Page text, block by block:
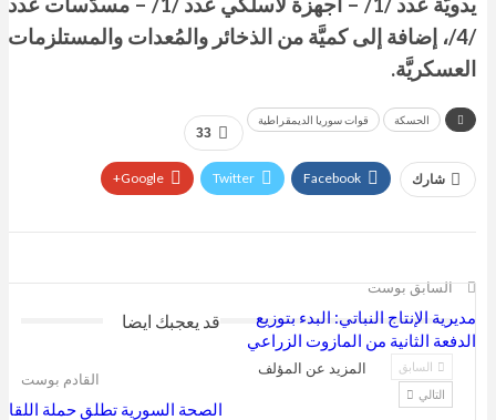
/4/، إضافة إلى كميَّة من الذخائر والمُعدات والمستلزمات
العسكريَّة.
الحسكة قوات سوريا الديمقراطية
33
شارك Facebook
Twitter
Google+
السابق بوست
مديرية الإنتاج النباتي: البدء بتوزيع
الدفعة الثانية من المازوت الزراعي
القادم بوست
الصحة السورية تطلق حملة
قد يعجبك ايضا
المزيد عن المؤلف
السابق
التالي